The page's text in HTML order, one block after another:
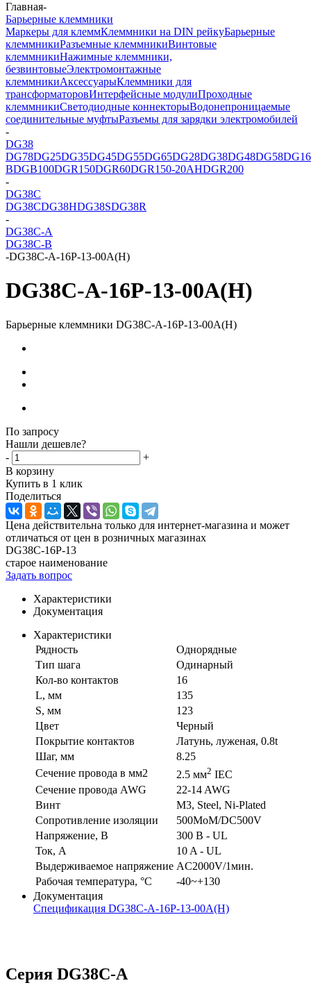
Главная-
Барьерные клеммники
Маркеры для клеммКлеммники на DIN рейкуБарьерные
клеммникиРазъемные клеммникиВинтовые
клеммникиНажимные клеммники,
безвинтовыеЭлектромонтажные
клеммникиАксессуарыКлеммники для
трансформаторовИнтерфейсные модулиПроходные
клеммникиСветодиодные коннекторыВодонепроницаемые
соединительные муфтыРазъемы для зарядки электромобилей
-
DG38
DG78DG25DG35DG45DG55DG65DG28DG38DG48DG58DG16
BDGB100DGR150DGR60DGR150-20AHDGR200
-
DG38C
DG38CDG38HDG38SDG38R
-
DG38C-A
DG38C-B
-DG38C-A-16P-13-00A(H)
DG38C-A-16P-13-00A(H)
Барьерные клеммники DG38C-A-16P-13-00A(H)
По запросу
Нашли дешевле?
-
+
В корзину
Купить в 1 клик
Поделиться
Цена действительна только для интернет-магазина и может
отличаться от цен в розничных магазинах
DG38C-16P-13
старое наименование
Задать вопрос
Характеристики
Документация
Характеристики
Рядность
Однорядные
Тип шага
Одинарный
Кол-во контактов
16
L, мм
135
S, мм
123
Цвет
Черный
Покрытие контактов
Латунь, луженая, 0.8t
Шаг, мм
8.25
Сечение провода в мм2
2.5 мм2 IEC
Сечение провода AWG
22-14 AWG
Винт
M3, Steel, Ni-Plated
Сопротивление изоляции
500MoM/DC500V
Напряжение, В
300 В - UL
Ток, А
10 A - UL
Выдерживаемое напряжение AC2000V/1мин.
Рабочая температура, °C
-40~+130
Документация
Спецификация DG38C-A-16P-13-00A(H)
Серия DG38C-A